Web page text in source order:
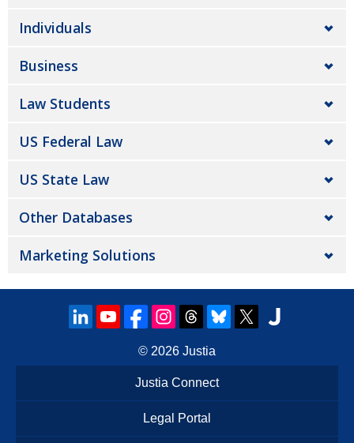
Individuals
Business
Law Students
US Federal Law
US State Law
Other Databases
Marketing Solutions
© 2026 Justia
Justia Connect
Legal Portal